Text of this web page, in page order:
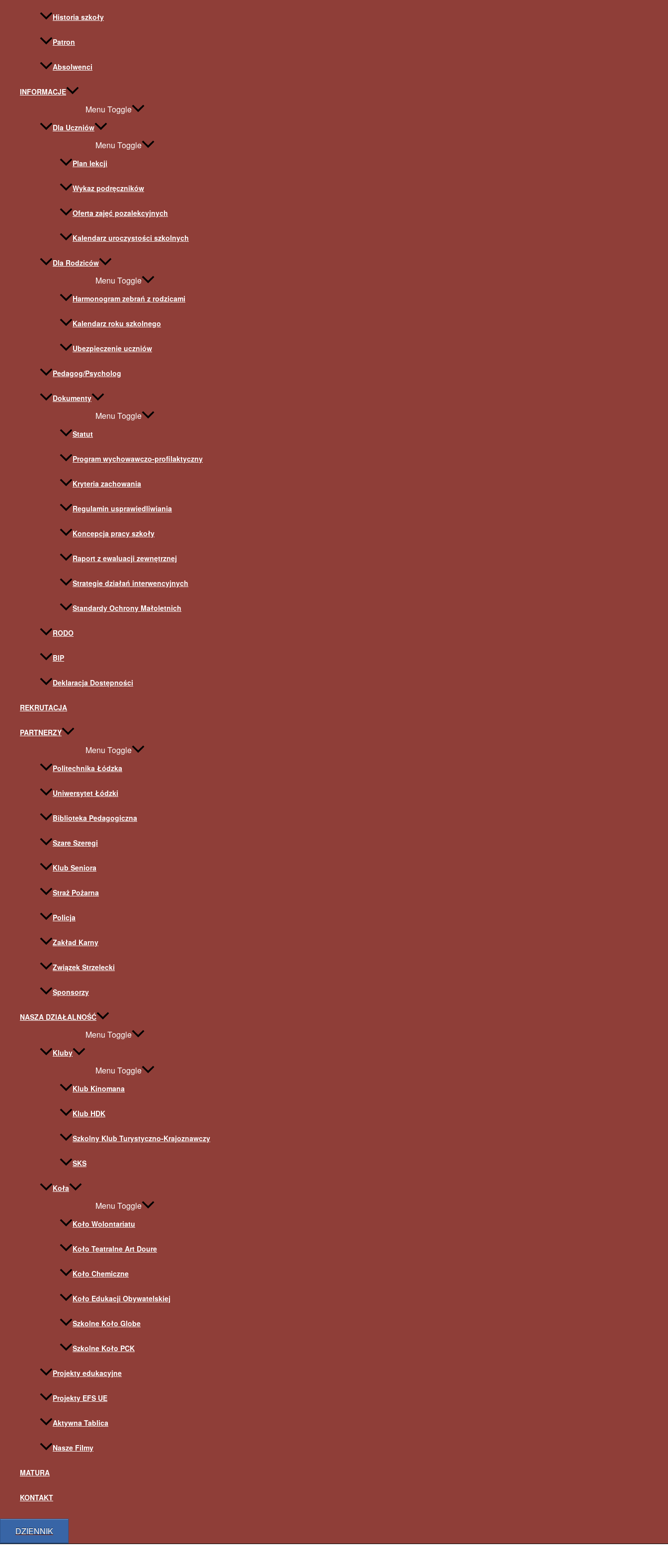
Historia szkoły
Patron
Absolwenci
INFORMACJE
Menu Toggle
Dla Uczniów
Menu Toggle
Plan lekcji
Wykaz podręczników
Oferta zajęć pozalekcyjnych
Kalendarz uroczystości szkolnych
Dla Rodziców
Menu Toggle
Harmonogram zebrań z rodzicami
Kalendarz roku szkolnego
Ubezpieczenie uczniów
Pedagog/Psycholog
Dokumenty
Menu Toggle
Statut
Program wychowawczo-profilaktyczny
Kryteria zachowania
Regulamin usprawiedliwiania
Koncepcja pracy szkoły
Raport z ewaluacji zewnętrznej
Strategie działań interwencyjnych
Standardy Ochrony Małoletnich
RODO
BIP
Deklaracja Dostępności
REKRUTACJA
PARTNERZY
Menu Toggle
Politechnika Łódzka
Uniwersytet Łódzki
Biblioteka Pedagogiczna
Szare Szeregi
Klub Seniora
Straż Pożarna
Policja
Zakład Karny
Związek Strzelecki
Sponsorzy
NASZA DZIAŁALNOŚĆ
Menu Toggle
Kluby
Menu Toggle
Klub Kinomana
Klub HDK
Szkolny Klub Turystyczno-Krajoznawczy
SKS
Koła
Menu Toggle
Koło Wolontariatu
Koło Teatralne Art Doure
Koło Chemiczne
Koło Edukacji Obywatelskiej
Szkolne Koło Globe
Szkolne Koło PCK
Projekty edukacyjne
Projekty EFS UE
Aktywna Tablica
Nasze Filmy
MATURA
KONTAKT
DZIENNIK